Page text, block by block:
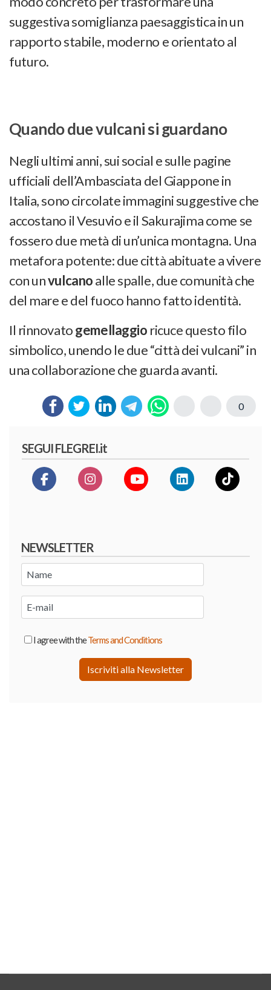
suggestiva somiglianza paesaggistica in un
rapporto stabile, moderno e orientato al
futuro.
Quando due vulcani si guardano
Negli ultimi anni, sui social e sulle pagine
ufficiali dell’Ambasciata del Giappone in
Italia, sono circolate immagini suggestive che
accostano il Vesuvio e il Sakurajima come se
fossero due metà di un’unica montagna. Una
metafora potente: due città abituate a vivere
con unvulcanoalle spalle, due comunità che
del mare e del fuoco hanno fatto identità.
Il rinnovatogemellaggio ricuce questo filo
simbolico, unendo le due “città dei vulcani” in
una collaborazione che guarda avanti.
0
SEGUI FLEGREI.it
NEWSLETTER
I agree with theTerms and Conditions